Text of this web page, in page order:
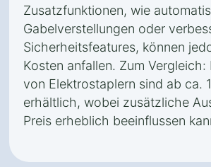
Zusatzfunktionen, wie
Gabelverstellungen oder
Sicherheitsfeatures, können
Kosten anfallen. Zum Vergleich:
von Elektrostaplern sind ab ca.
erhältlich, wobei zusätzliche
Preis erheblich beeinflussen